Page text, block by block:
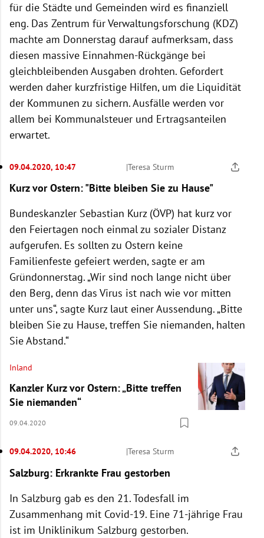
für die Städte und Gemeinden wird es finanziell
eng. Das Zentrum für Verwaltungsforschung (KDZ)
machte am Donnerstag darauf aufmerksam, dass
diesen massive Einnahmen-Rückgänge bei
gleichbleibenden Ausgaben drohten. Gefordert
werden daher kurzfristige Hilfen, um die Liquidität
der Kommunen zu sichern. Ausfälle werden vor
allem bei Kommunalsteuer und Ertragsanteilen
erwartet.
09.04.2020, 10:47 |Teresa Sturm
Kurz vor Ostern: "Bitte bleiben Sie zu Hause"
Bundeskanzler Sebastian Kurz (ÖVP) hat kurz vor
den Feiertagen noch einmal zu sozialer Distanz
aufgerufen. Es sollten zu Ostern keine
Familienfeste gefeiert werden, sagte er am
Gründonnerstag. „Wir sind noch lange nicht über
den Berg, denn das Virus ist nach wie vor mitten
unter uns“, sagte Kurz laut einer Aussendung. „Bitte
bleiben Sie zu Hause, treffen Sie niemanden, halten
Sie Abstand.“
Inland
Kanzler Kurz vor Ostern: „Bitte treffen
Sie niemanden“
09.04.2020
09.04.2020, 10:46 |Teresa Sturm
Salzburg: Erkrankte Frau gestorben
In Salzburg gab es den 21. Todesfall im
Zusammenhang mit Covid-19. Eine 71-jährige Frau
ist im Uniklinikum Salzburg gestorben.